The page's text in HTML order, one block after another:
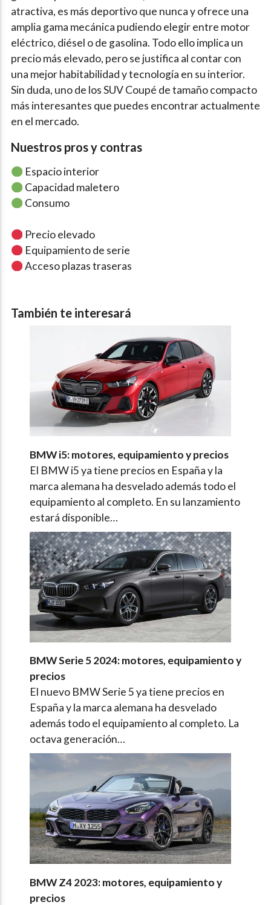
atractiva, es más deportivo que nunca y ofrece una
amplia gama mecánica pudiendo elegir entre motor
eléctrico, diésel o de gasolina. Todo ello implica un
precio más elevado, pero se justifica al contar con
una mejor habitabilidad y tecnología en su interior.
Sin duda, uno de los SUV Coupé de tamaño compacto
más interesantes que puedes encontrar actualmente
en el mercado.
Nuestros pros y contras
Espacio interior
Capacidad maletero
Consumo
Precio elevado
Equipamiento de serie
Acceso plazas traseras
También te interesará
BMW i5: motores, equipamiento y precios
El BMW i5 ya tiene precios en España y la
marca alemana ha desvelado además todo el
equipamiento al completo. En su lanzamiento
estará disponible…
BMW Serie 5 2024: motores, equipamiento y
precios
El nuevo BMW Serie 5 ya tiene precios en
España y la marca alemana ha desvelado
además todo el equipamiento al completo. La
octava generación…
BMW Z4 2023: motores, equipamiento y
precios